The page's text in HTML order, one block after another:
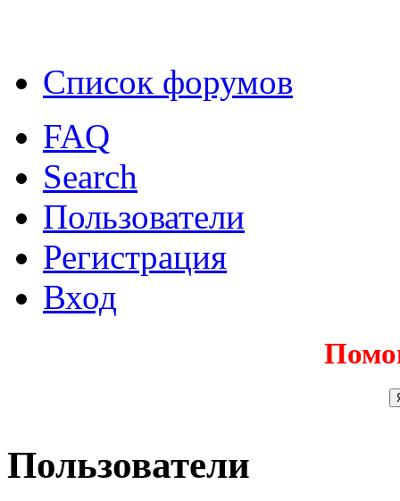
Список форумов
FAQ
Search
Пользователи
Регистрация
Вход
Пользователи